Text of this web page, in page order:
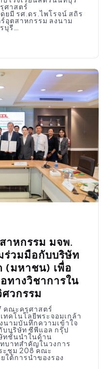
ศาสตร์
ยมี รศ.ดร.ไพโรจน์ สถิร
อุตสาหกรรม ลงนาม
รี…
าหกรรม มจพ.
ร่วมมือกับบริษัท
(มหาชน) เพื่อ
างวิชาการใน
วกรรม
คณะครุศาสตร์
ทคโนโลยีพระจอมเกล้า
นามบันทึกความเข้าใจ
บบริษัท ซีพีแอล กรุ๊ป
ทชั้นนำในด้าน
บาทสำคัญในวงการ
ะชุม 208 คณะ
ใต้การนำของรอง